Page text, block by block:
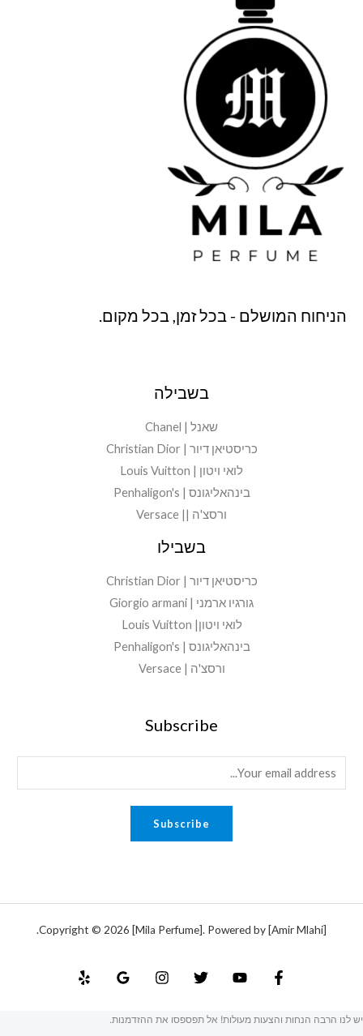
הניחוח המושלם - בכל זמן, בכל מקום.
בשבילה
שאנל | Chanel
כריסטיאן דיור | Christian Dior
לואי ויטון | Louis Vuitton
בינהאליגונס | Penhaligon's
ורסצ'ה || Versace
בשבילו
כריסטיאן דיור | Christian Dior
גורגיו ארמני | Giorgio armani
לואי ויטון| Louis Vuitton
בינהאליגונס | Penhaligon's
ורסצ'ה | Versace
Subscribe
m
Subscribe
Copyright © 2026 [Mila Perfume]. Powered by [Amir Mlahi].
יש לנו הרבה הנחות והצעות מעולות! אל תפספסו את ההזדמנות.